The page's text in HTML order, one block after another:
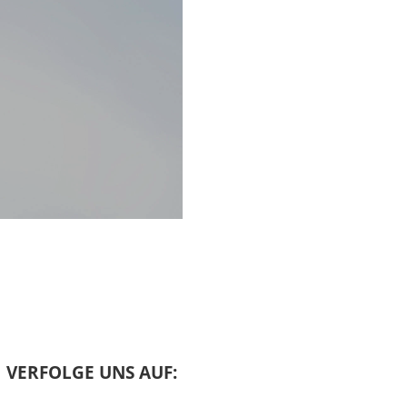
Flucht vor dem
Erfolg hat. Diese
das Schiff nicht
fortgesetzt damit,
zu kommen, und
dort wie in einen
Kapitän ihn
VERFOLGE UNS AUF: